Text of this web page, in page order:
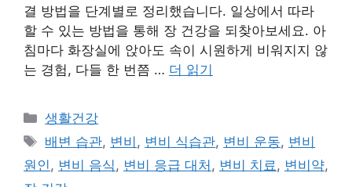
결 방법을 단계별로 정리했습니다. 일상에서 따라
할 수 있는 방법을 통해 장 건강을 되찾아보세요. 아
침마다 화장실에 앉아도 속이 시원하게 비워지지 않
는 경험, 다들 한 번쯤 … 더 읽기
카
테
리
생활건강
태
그
배변 습관, 변비 , 변비 식습관, 변비 운동, 변비
원인, 변비 음식, 변비 응급 대처 , 변비 치료, 변비약,